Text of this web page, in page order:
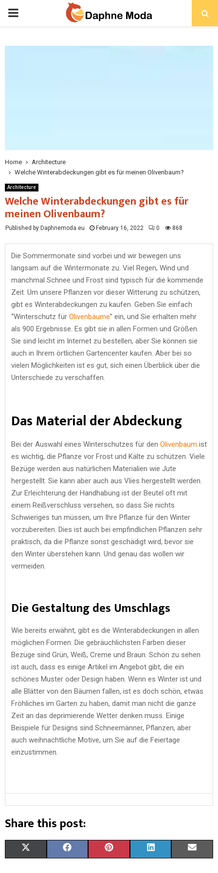
PRIMARY
Home
Architecture
Welche Winterabdeckungen gibt es für meinen Olivenbaum?
Architecture
Welche Winterabdeckungen gibt es für
meinen Olivenbaum?
Published by Daphnemoda.eu February 16, 2022 0 868
Die Sommermonate sind vorbei und wir bewegen uns
langsam auf die Wintermonate zu. Viel Regen, Wind und
manchmal Schnee und Frost sind typisch für die kommende
Zeit. Um unsere Pflanzen vor dieser Witterung zu schützen,
gibt es Winterabdeckungen zu kaufen. Geben Sie einfach
“Winterschutz für Olivenbäume” ein, und Sie erhalten mehr
als 900 Ergebnisse. Es gibt sie in allen Formen und Größen.
Sie sind leicht im Internet zu bestellen, aber Sie können sie
auch in Ihrem örtlichen Gartencenter kaufen. Aber bei so
vielen Möglichkeiten ist es gut, sich einen Überblick über die
Unterschiede zu verschaffen.
Das Material der Abdeckung
Bei der Auswahl eines Winterschutzes für den Olivenbaum ist
es wichtig, die Pflanze vor Frost und Kälte zu schützen. Viele
Bezüge werden aus natürlichen Materialien wie Jute
hergestellt. Sie kann aber auch aus Vlies hergestellt werden.
Zur Erleichterung der Handhabung ist der Beutel oft mit
einem Reißverschluss versehen, so dass Sie nichts
Schwieriges tun müssen, um Ihre Pflanze für den Winter
vorzubereiten. Dies ist auch bei empfindlichen Pflanzen sehr
praktisch, da die Pflanze sonst geschädigt wird, bevor sie
den Winter überstehen kann. Und genau das wollen wir
vermeiden.
Die Gestaltung des Umschlags
Wie bereits erwähnt, gibt es die Winterabdeckungen in allen
möglichen Formen. Die gebräuchlichsten Farben dieser
Bezüge sind Grün, Weiß, Creme und Braun. Schön zu sehen
ist auch, dass es einige Artikel im Angebot gibt, die ein
schönes Muster oder Design haben. Wenn es Winter ist und
alle Blätter von den Bäumen fallen, ist es doch schön, etwas
Fröhliches im Garten zu haben, damit man nicht die ganze
Zeit an das deprimierende Wetter denken muss. Einige
Beispiele für Designs sind Schneemänner, Pflanzen, aber
auch weihnachtliche Motive, um Sie auf die Feiertage
einzustimmen.
Share this post: